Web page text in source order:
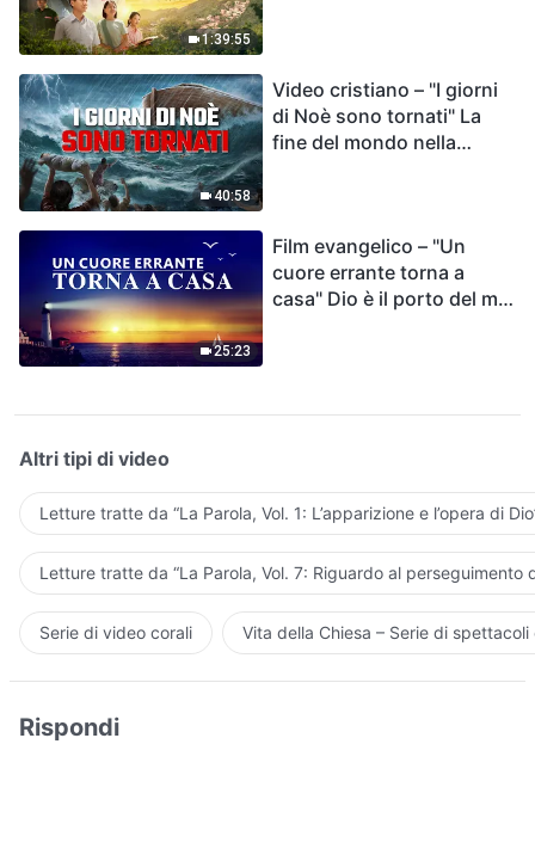
1:39:55
40:58
Video cristiano – "I giorni
di Noè sono tornati" La
fine del mondo nella
25:23
Film evangelico – "Un
cuore errante torna a
casa" Dio è il porto del mio
Altri tipi di video
Letture tratte da “La Parola, Vol. 1: L’apparizione e l’opera di
Letture tratte da “La Parola, Vol. 7: Riguardo al perseguimento
Serie di video corali Vita della Chiesa – Serie di
Rispondi